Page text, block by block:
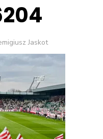
Jaskot